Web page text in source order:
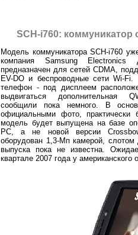
SCH-i760: коммуникатор
Модель коммуникатора SCH-i760
компания Samsung Electronics
предназначен для сетей CDMA,
EV-DO и беспроводные сети Wi-
телефон - под дисплеем
выдвигаться дополнительная
сообщили пока немного. В
официальными фото, практически
модель будет выпущена на базе
PC, а не новой версии
оборудован 1,3-Мп камерой,
выпуска пока не известна.
квартале 2007 года у американского